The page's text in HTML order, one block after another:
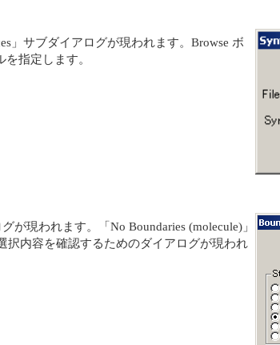
」サブダイアログが現われます。Browse ボ
指定します。
が現われます。「No Boundaries (molecule)」
択内容を確認するためのダイアログが現われ